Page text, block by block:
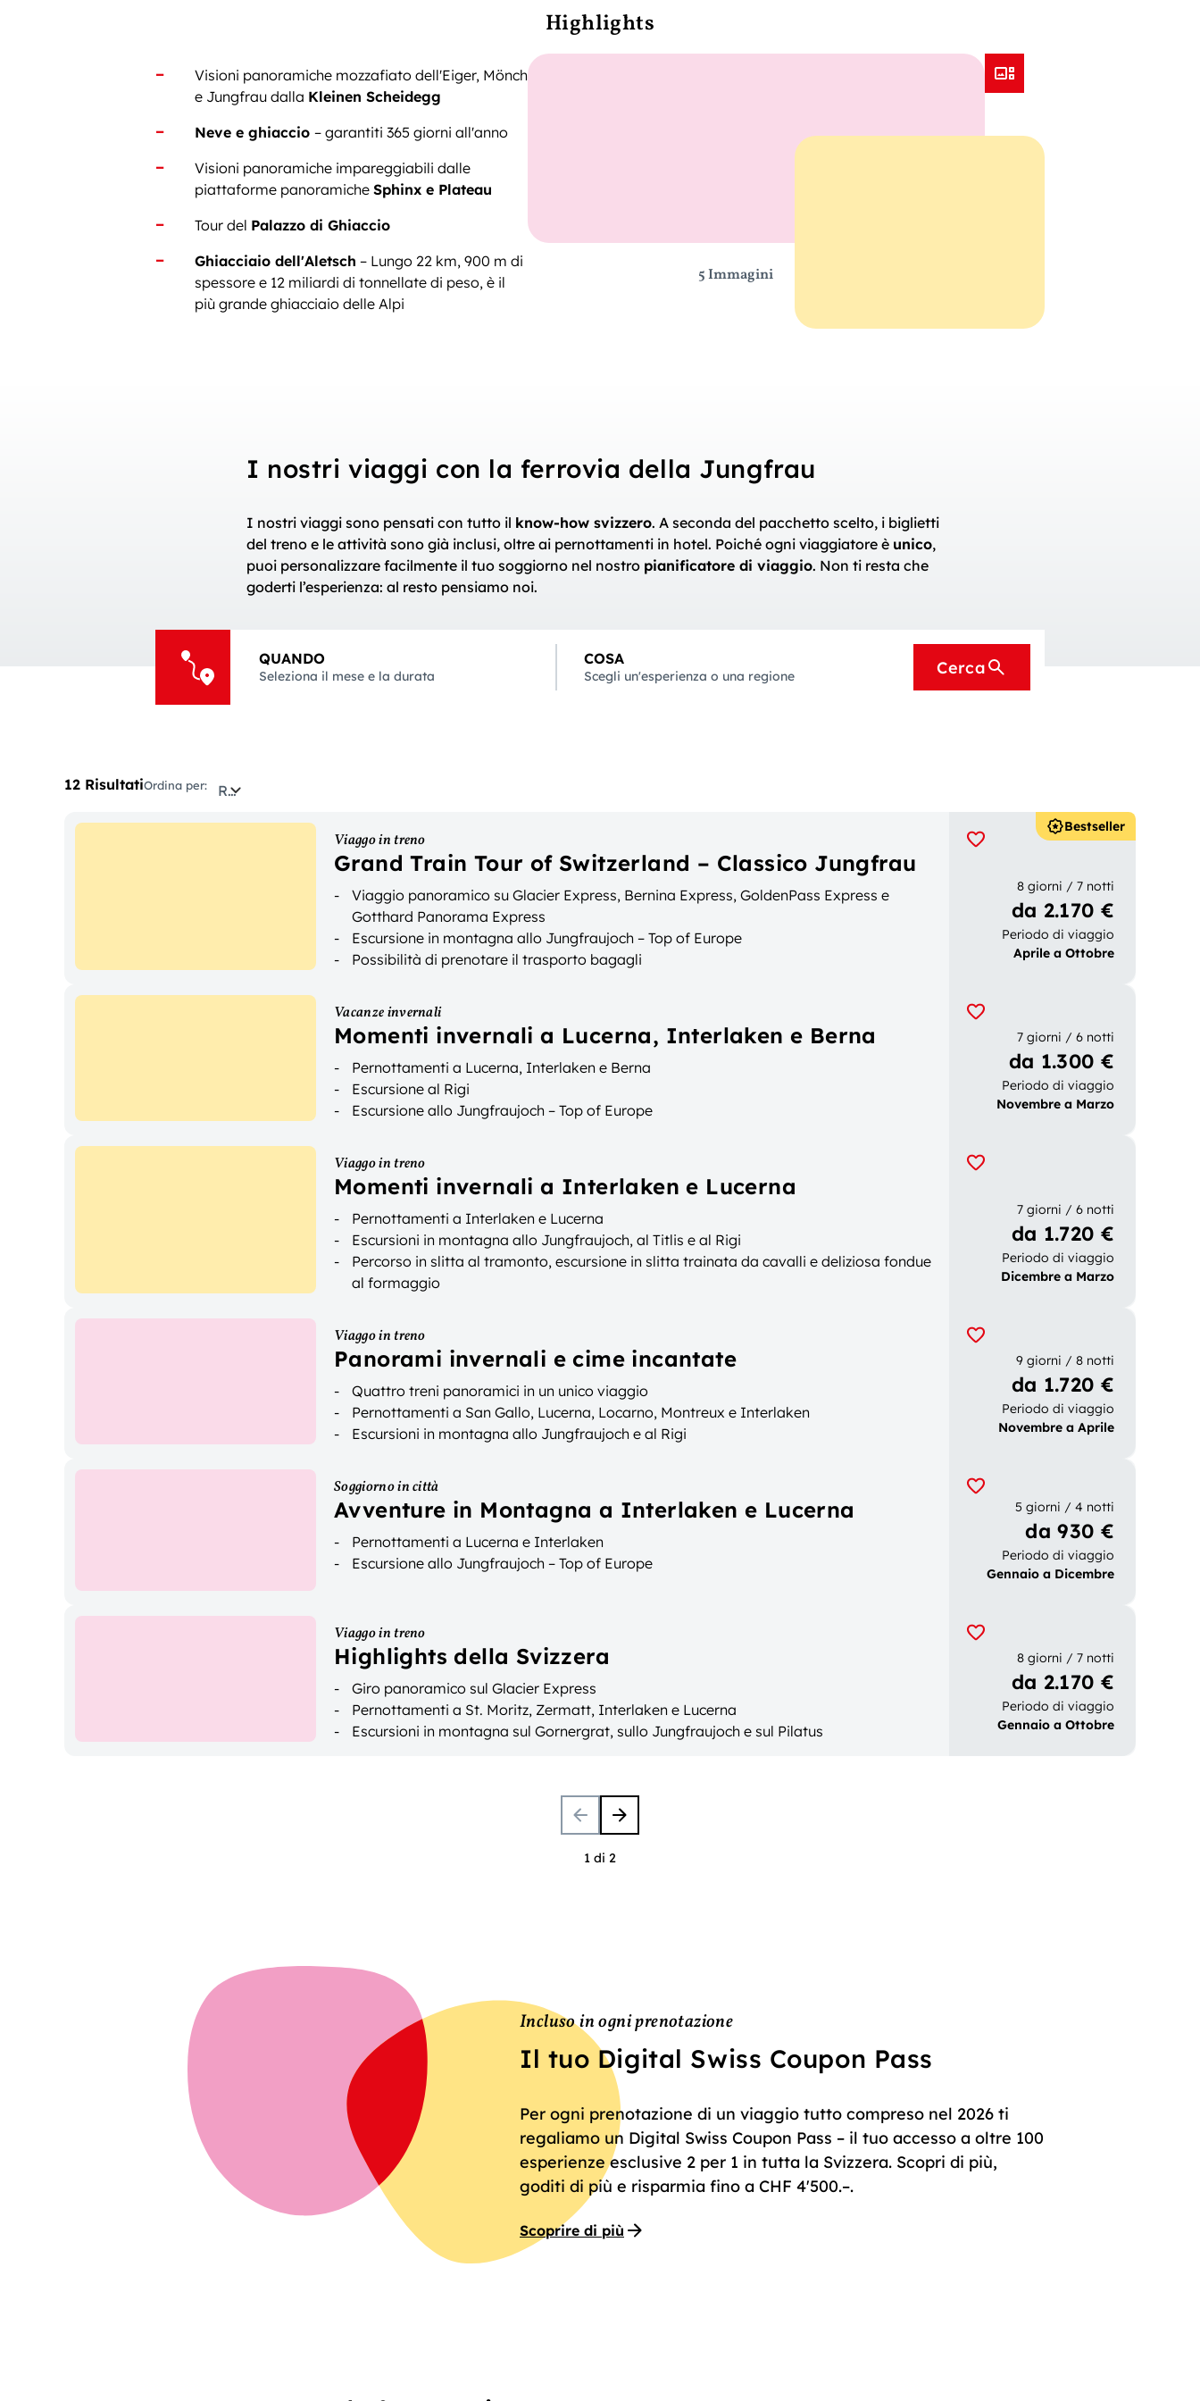
Highlights
Visioni panoramiche mozzafiato dell'Eiger, Mönch
e Jungfrau dalla Kleinen Scheidegg
Neve e ghiaccio – garantiti 365 giorni all'anno
Visioni panoramiche impareggiabili dalle
piattaforme panoramiche Sphinx e Plateau
Tour del Palazzo di Ghiaccio
Ghiacciaio dell'Aletsch – Lungo 22 km, 900 m di
spessore e 12 miliardi di tonnellate di peso, è il
più grande ghiacciaio delle Alpi
5 Immagini
I nostri viaggi con la ferrovia della Jungfrau
I nostri viaggi sono pensati con tutto il know-how svizzero. A seconda del pacchetto scelto, i biglietti
del treno e le attività sono già inclusi, oltre ai pernottamenti in hotel. Poiché ogni viaggiatore è unico,
puoi personalizzare facilmente il tuo soggiorno nel nostro pianificatore di viaggio. Non ti resta che
goderti l’esperienza: al resto pensiamo noi.
QUANDO
Seleziona il mese e la durata
COSA
Scegli un'esperienza o una regione Cerca
12 RisultatiOrdina per: Rilevanza
Bestseller
Viaggo in treno
Grand Train Tour of Switzerland – Classico Jungfrau
Viaggio panoramico su Glacier Express, Bernina Express, GoldenPass Express e
Gotthard Panorama Express
Escursione in montagna allo Jungfraujoch – Top of Europe
Possibilità di prenotare il trasporto bagagli
8 giorni / 7 notti
da 2.170 €
Periodo di viaggio
Aprile a Ottobre
Vacanze invernali
Momenti invernali a Lucerna, Interlaken e Berna
Pernottamenti a Lucerna, Interlaken e Berna
Escursione al Rigi
Escursione allo Jungfraujoch – Top of Europe
7 giorni / 6 notti
da 1.300 €
Periodo di viaggio
Novembre a Marzo
Viaggo in treno
Momenti invernali a Interlaken e Lucerna
Pernottamenti a Interlaken e Lucerna
Escursioni in montagna allo Jungfraujoch, al Titlis e al Rigi
Percorso in slitta al tramonto, escursione in slitta trainata da cavalli e deliziosa fondue
al formaggio
7 giorni / 6 notti
da 1.720 €
Periodo di viaggio
Dicembre a Marzo
Viaggo in treno
Panorami invernali e cime incantate
Quattro treni panoramici in un unico viaggio
Pernottamenti a San Gallo, Lucerna, Locarno, Montreux e Interlaken
Escursioni in montagna allo Jungfraujoch e al Rigi
9 giorni / 8 notti
da 1.720 €
Periodo di viaggio
Novembre a Aprile
Soggiorno in città
Avventure in Montagna a Interlaken e Lucerna
Pernottamenti a Lucerna e Interlaken
Escursione allo Jungfraujoch – Top of Europe
5 giorni / 4 notti
da 930 €
Periodo di viaggio
Gennaio a Dicembre
Viaggo in treno
Highlights della Svizzera
Giro panoramico sul Glacier Express
Pernottamenti a St. Moritz, Zermatt, Interlaken e Lucerna
Escursioni in montagna sul Gornergrat, sullo Jungfraujoch e sul Pilatus
8 giorni / 7 notti
da 2.170 €
Periodo di viaggio
Gennaio a Ottobre
1 di 2
Incluso in ogni prenotazione
Il tuo Digital Swiss Coupon Pass
Per ogni prenotazione di un viaggio tutto compreso nel 2026 ti
regaliamo un Digital Swiss Coupon Pass – il tuo accesso a oltre 100
esperienze esclusive 2 per 1 in tutta la Svizzera. Scopri di più,
goditi di più e risparmia fino a CHF 4'500.–.
Scoprire di più